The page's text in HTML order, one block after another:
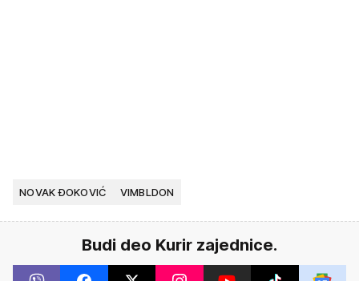
NOVAK ĐOKOVIĆ VIMBLDON
Budi deo Kurir zajednice.